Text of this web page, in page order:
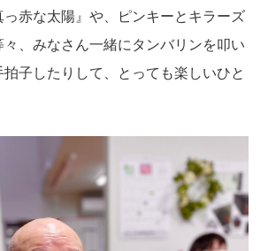
赤な太陽』や、ピンキーとキラーズ
、みなさん一緒にタンバリンを叩い
子したりして、とっても楽しいひと